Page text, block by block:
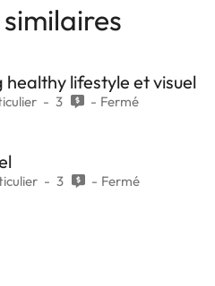
lifestyle et visuel
3 Fermé
3 Fermé